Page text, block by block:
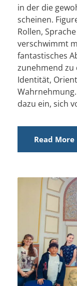
in der die
scheinen.
Rollen,
verschwimmt
fantastisches
zunehmend zu
Identität,
dazu ein, sich
Read More